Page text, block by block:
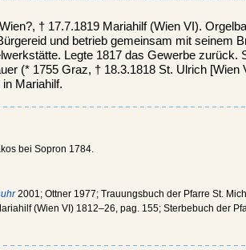
† 17.7.1819 Mariahilf (Wien VI).
und betrieb gemeinsam mit seinem
Legte 1817 das Gewerbe zurück.
(* 1755 Graz, † 18.3.1818 St. Ulrich [Wien
Mariahilf.
bei Sopron 1784.
2001; Ottner 1977; Trauungsbuch der Pfarre St.
(Wien VI) 1812–26, pag. 155; Sterbebuch der